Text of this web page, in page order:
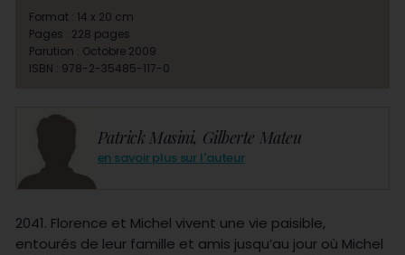
Patrick Masini, Gilberte Mateu
en savoir plus sur l'auteur
2041. Florence et Michel vivent une vie paisible,
entourés de leur famille et amis jusqu’au jour où Michel
Format : 14 x 20 cm
Pages : 228 pages
Parution : Octobre 2009
ISBN : 978-2-35485-117-0